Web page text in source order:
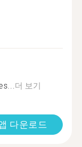
더 보기
다운로드